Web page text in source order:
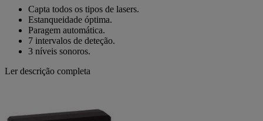
mesma
página.
Capta todos os tipos de lasers.
Estanqueidade óptima.
Paragem automática.
7 intervalos de deteção.
3 níveis sonoros.
Ler descrição completa